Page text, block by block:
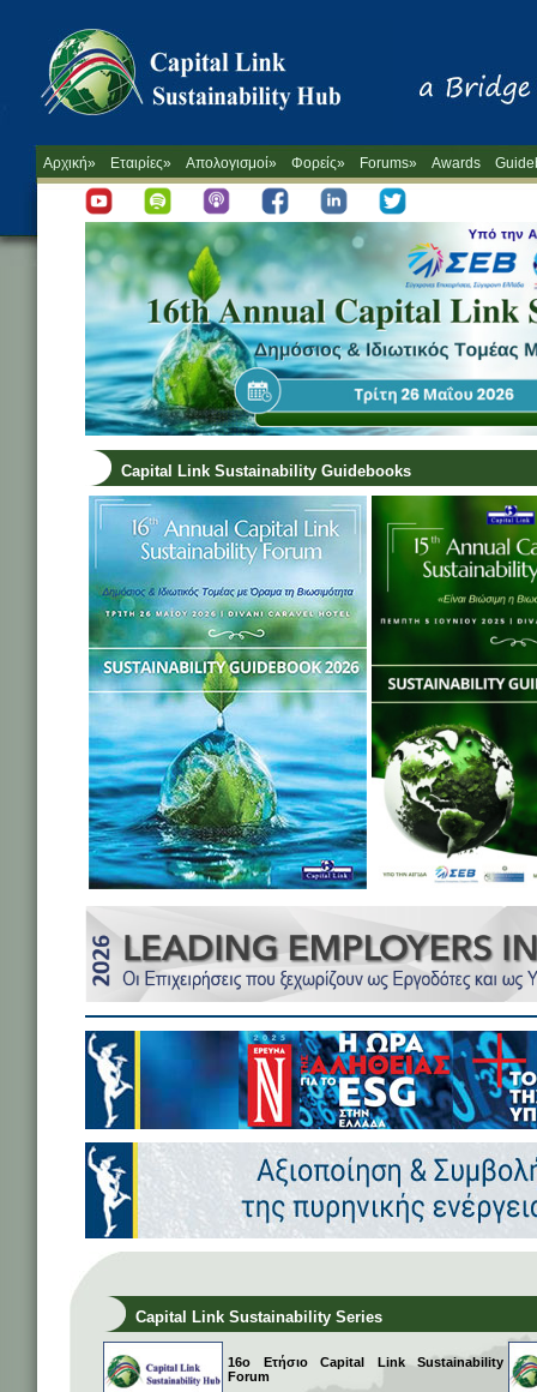
Αρχική» Εταιρίες» Απολογισμοί» Φορείς» Forums» Awards
Capital Link Sustainability Guidebooks
Capital Link Sustainability Series
16ο Ετήσιο Capital Link Sustainability
Forum